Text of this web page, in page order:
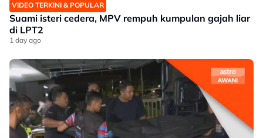
VIDEO TERKINI & POPULAR
Suami isteri cedera, MPV rempuh kumpulan gajah liar
di LPT2
1 day ago